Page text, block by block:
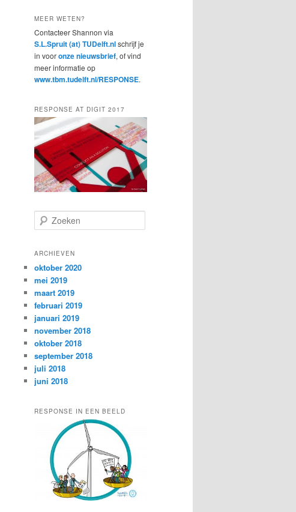
MEER WETEN?
Contacteer Shannon via
S.L.Spruit (at) TUDelft.nlschrijf je
in vooronze nieuwsbrief, of vind
meer informatie op
www.tbm.tudelft.nl/RESPONSE.
RESPONSE AT DIGIT 2017
o
k
n
ARCHIEVEN
oktober 2020
mei 2019
maart 2019
februari 2019
januari 2019
november 2018
oktober 2018
september 2018
juli 2018
juni 2018
RESPONSE IN EEN BEELD